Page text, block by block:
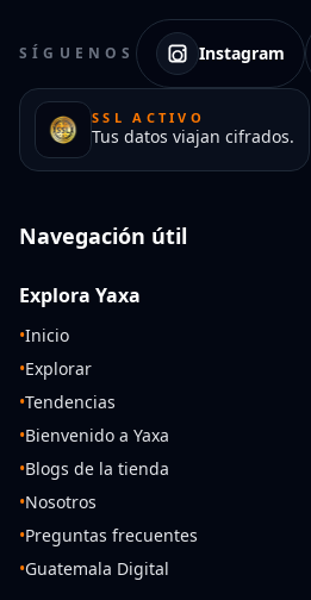
SÍGUENOS Instagram
SSL ACTIVO
Tus datos viajan cifrados.
Navegación útil
Explora Yaxa
•Inicio
•Explorar
•Tendencias
•Bienvenido a Yaxa
•Blogs de la tienda
•Nosotros
•Preguntas frecuentes
•Guatemala Digital